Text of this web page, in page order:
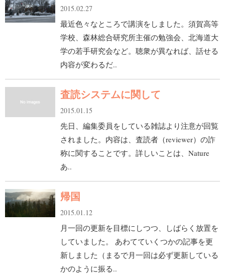
2015.02.27
最近色々なところで講演をしました。須賀高等
学校、森林総合研究所主催の勉強会、北海道大
学の若手研究会など。聴衆が異なれば、話せる
内容が変わるだ..
査読システムに関して
2015.01.15
先日、編集委員をしている雑誌より注意が回覧
されました。内容は、査読者（reviewer）の詐
称に関することです。詳しいことは、Nature
あ..
帰国
2015.01.12
月一回の更新を目標にしつつ、しばらく放置を
していました。 あわてていくつかの記事を更
新しました（まるで月一回は必ず更新している
かのように振る..